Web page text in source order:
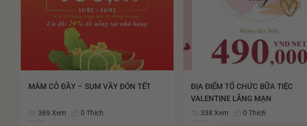
MÂM CỖ ĐẦY – SUM VẦY ĐÓN TẾT
369 Xem 0 Thích
ĐỊA ĐIỂM TỔ CHỨC BỮA TIỆC
VALENTINE LÃNG MẠN
338 Xem 0 Thích